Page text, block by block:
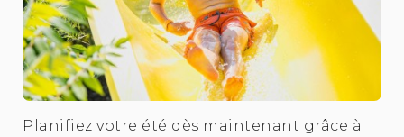
Planifiez votre été dès maintenant grâce à